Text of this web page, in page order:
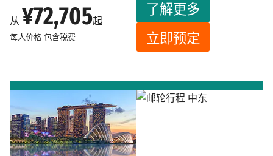
从 ¥72,705起
每人价格 包含税费
了解更多
立即预定